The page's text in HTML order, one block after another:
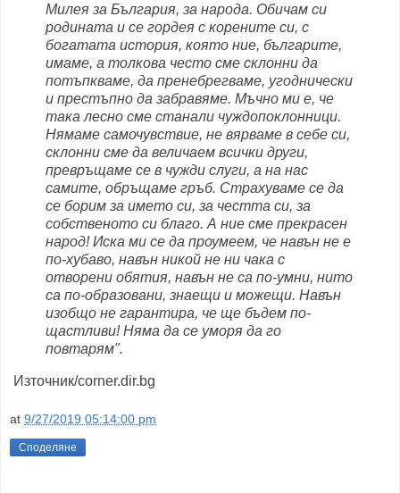
Милея за България, за народа. Обичам си
родината и се гордея с корените си, с
богатата история, която ние, българите,
имаме, а толкова често сме склонни да
потъпкваме, да пренебрегваме, угоднически
и престъпно да забравяме. Мъчно ми е, че
така лесно сме станали чуждопоклонници.
Нямаме самочувствие, не вярваме в себе си,
склонни сме да величаем всички други,
превръщаме се в чужди слуги, а на нас
самите, обръщаме гръб. Страхуваме се да
се борим за името си, за честта си, за
собственото си благо. А ние сме прекрасен
народ! Иска ми се да проумеем, че навън не е
по-хубаво, навън никой не ни чака с
отворени обятия, навън не са по-умни, нито
са по-образовани, знаещи и можещи. Навън
изобщо не гарантира, че ще бъдем по-
щастливи! Няма да се уморя да го
повтарям".
Източник/corner.dir.bg
at 9/27/2019 05:14:00 pm
Споделяне